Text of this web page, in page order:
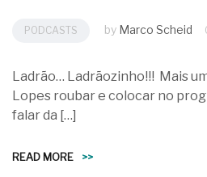
PODCASTS by Marco Scheid
Ladrão… Ladrãozinho!!! Mais
Lopes roubar e colocar no
falar da […]
READ MORE >>